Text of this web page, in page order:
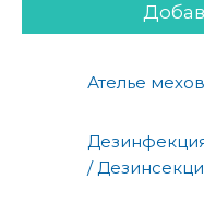
Ателье
/